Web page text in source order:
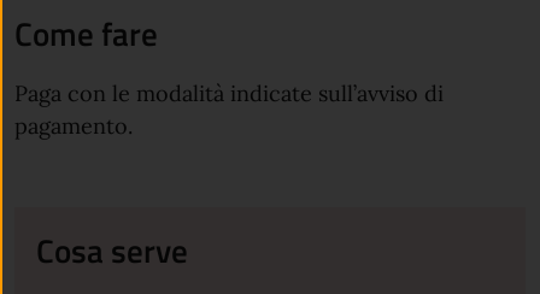
Come fare
Paga con le modalità indicate sull’avviso di
pagamento.
Cosa serve